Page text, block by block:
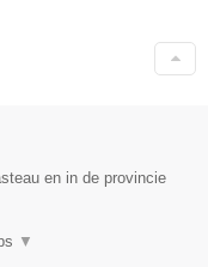
en in de provincie
▼